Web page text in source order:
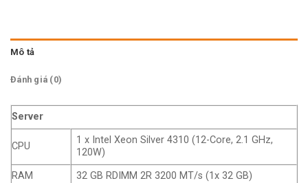
Mô tả
Đánh giá (0)
Server
CPU
1 x Intel Xeon Silver 4310 (12-Core, 2.1 GHz,
120W)
RAM
32 GB RDIMM 2R 3200 MT/s (1x 32 GB)